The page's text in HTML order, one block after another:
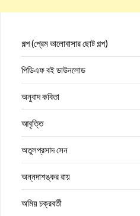
গল্প (প্রেম ভালোবাসার ছোট গল্প)
পিডিএফ বই ডাউনলোড
অনুবাদ কবিতা
আবৃত্তি
অতুলপ্রসাদ সেন
অন্নদাশঙ্কর রায়
অমিয় চক্রবর্তী